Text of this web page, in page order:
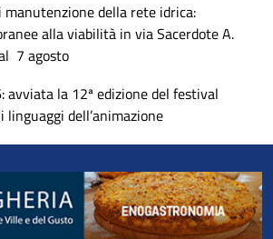
della rete idrica:
alla viabilità in via Sacerdote A.
7 agosto
avviata la 12ª edizione del festival
linguaggi dell’animazione